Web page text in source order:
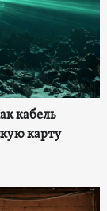
кабель
карту